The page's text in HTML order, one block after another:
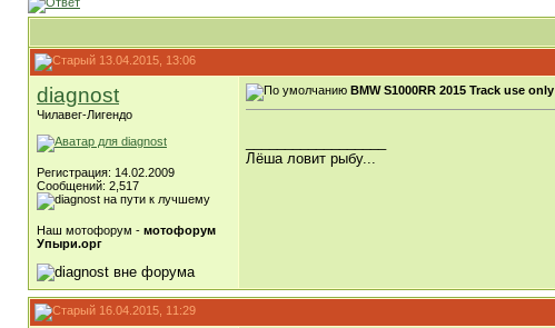
13.04.2015, 13:06
diagnost
Чилавег-Лигендо
Регистрация: 14.02.2009
Сообщений: 2,517
Наш мотофорум - мотофорум
Упыри.орг
BMW S1000RR 2015 Track use only
Лёша ловит рыбу...
16.04.2015, 11:29